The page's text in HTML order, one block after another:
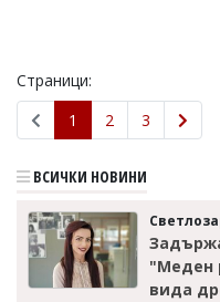
Страници:
1
2 3
ВСИЧКИ НОВИНИ
"Меден
вида